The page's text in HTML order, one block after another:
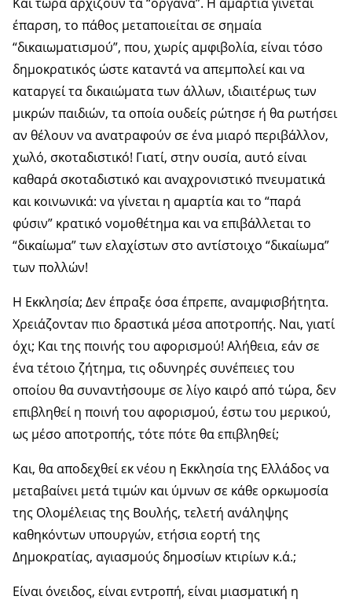
Και τώρα αρχίζουν τα “όργανα”. Η αμαρτία γίνεται
έπαρση, το πάθος μεταποιείται σε σημαία
“δικαιωματισμού”, που, χωρίς αμφιβολία, είναι τόσο
δημοκρατικός ώστε καταντά να απεμπολεί και να
καταργεί τα δικαιώματα των άλλων, ιδιαιτέρως των
μικρών παιδιών, τα οποία ουδείς ρώτησε ή θα ρωτήσει
αν θέλουν να ανατραφούν σε ένα μιαρό περιβάλλον,
χωλό, σκοταδιστικό! Γιατί, στην ουσία, αυτό είναι
καθαρά σκοταδιστικό και αναχρονιστικό πνευματικά
και κοινωνικά: να γίνεται η αμαρτία και το “παρά
φύσιν” κρατικό νομοθέτημα και να επιβάλλεται το
“δικαίωμα” των ελαχίστων στο αντίστοιχο “δικαίωμα”
των πολλών!
Η Εκκλησία; Δεν έπραξε όσα έπρεπε, αναμφισβήτητα.
Χρειάζονταν πιο δραστικά μέσα αποτροπής. Ναι, γιατί
όχι; Και της ποινής του αφορισμού! Αλήθεια, εάν σε
ένα τέτοιο ζήτημα, τις οδυνηρές συνέπειες του
οποίου θα συναντἠσουμε σε λίγο καιρό από τώρα, δεν
επιβληθεί η ποινή του αφορισμού, έστω του μερικού,
ως μέσο αποτροπής, τότε πότε θα επιβληθεί;
Και, θα αποδεχθεί εκ νέου η Εκκλησία της Ελλάδος να
μεταβαίνει μετά τιμών και ύμνων σε κάθε ορκωμοσία
της Ολομέλειας της Βουλής, τελετή ανάληψης
καθηκόντων υπουργών, ετήσια εορτή της
Δημοκρατίας, αγιασμούς δημοσίων κτιρίων κ.ά.;
Είναι όνειδος, είναι εντροπή, είναι μιασματική η